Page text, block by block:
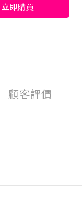
立即購買
顧客評價